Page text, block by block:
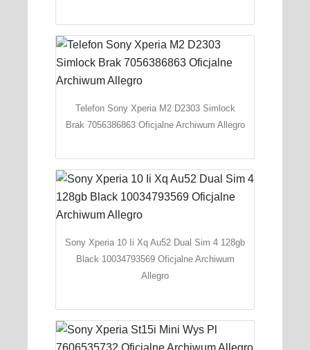
Telefon Sony Xperia M2 D2303 Simlock
Brak 7056386863 Oficjalne Archiwum Allegro
Sony Xperia 10 Ii Xq Au52 Dual Sim 4 128gb
Black 10034793569 Oficjalne Archiwum
Allegro